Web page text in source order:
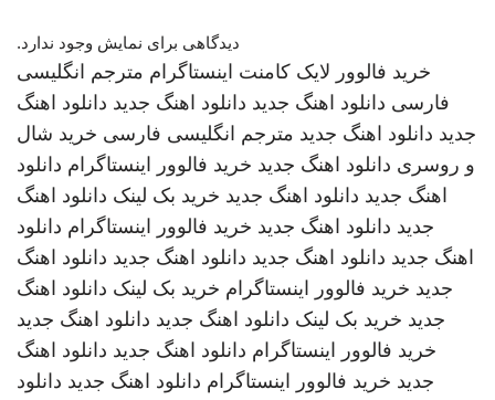
دیدگاهی برای نمایش وجود ندارد.
خرید فالوور لایک کامنت اینستاگرام مترجم انگلیسی
فارسی دانلود اهنگ جدید دانلود اهنگ جدید دانلود اهنگ
جدید دانلود اهنگ جدید مترجم انگلیسی فارسی خرید شال
و روسری دانلود اهنگ جدید خرید فالوور اینستاگرام دانلود
اهنگ جدید دانلود اهنگ جدید خرید بک لینک دانلود اهنگ
جدید دانلود اهنگ جدید خرید فالوور اینستاگرام دانلود
اهنگ جدید دانلود اهنگ جدید دانلود اهنگ جدید دانلود اهنگ
جدید خرید فالوور اینستاگرام خرید بک لینک دانلود اهنگ
جدید خرید بک لینک دانلود اهنگ جدید دانلود اهنگ جدید
خرید فالوور اینستاگرام دانلود اهنگ جدید دانلود اهنگ
جدید خرید فالوور اینستاگرام دانلود اهنگ جدید دانلود